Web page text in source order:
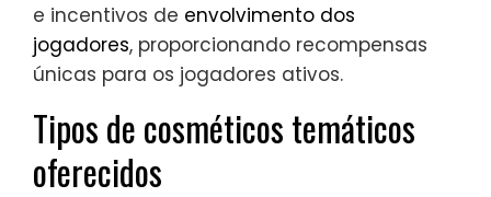
e incentivos de envolvimento dos
jogadores, proporcionando recompensas
únicas para os jogadores ativos.
Tipos de cosméticos temáticos
oferecidos